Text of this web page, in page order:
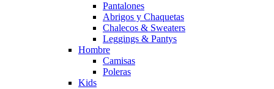
Pantalones
Abrigos y Chaquetas
Chalecos & Sweaters
Leggings & Pantys
Hombre
Camisas
Poleras
Kids